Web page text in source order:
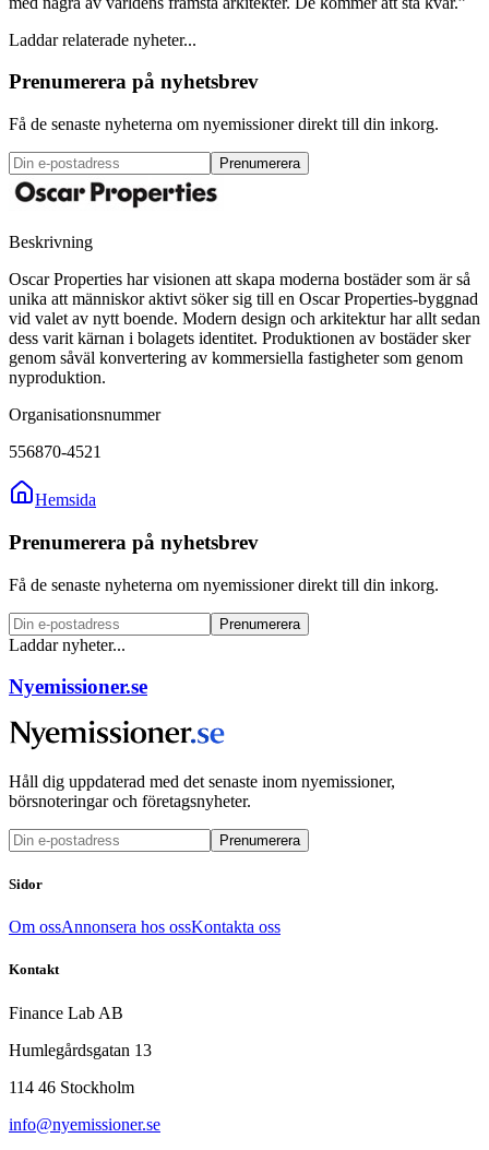
Laddar relaterade nyheter...
Prenumerera på nyhetsbrev
Få de senaste nyheterna om nyemissioner direkt till din inkorg.
Prenumerera
Beskrivning
Oscar Properties har visionen att skapa moderna bostäder som är så
unika att människor aktivt söker sig till en Oscar Properties-byggnad
vid valet av nytt boende. Modern design och arkitektur har allt sedan
dess varit kärnan i bolagets identitet. Produktionen av bostäder sker
genom såväl konvertering av kommersiella fastigheter som genom
nyproduktion.
Organisationsnummer
556870-4521
Hemsida
Prenumerera på nyhetsbrev
Få de senaste nyheterna om nyemissioner direkt till din inkorg.
Prenumerera
Laddar nyheter...
Nyemissioner.se
Håll dig uppdaterad med det senaste inom nyemissioner,
börsnoteringar och företagsnyheter.
Prenumerera
Sidor
Om ossAnnonsera hos ossKontakta oss
Kontakt
Finance Lab AB
Humlegårdsgatan 13
114 46 Stockholm
info@nyemissioner.se